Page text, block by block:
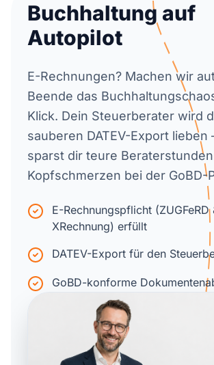
Buchhaltung auf
Autopilot
E-Rechnungen? Machen wir
Beende das
Klick. Dein Steuerberater wird
sauberen DATEV-Export lieben
sparst dir teure
Kopfschmerzen bei der GoBD-
E-Rechnungspflicht (ZUGFeRD
XRechnung) erfüllt
DATEV-Export für den
GoBD-konforme